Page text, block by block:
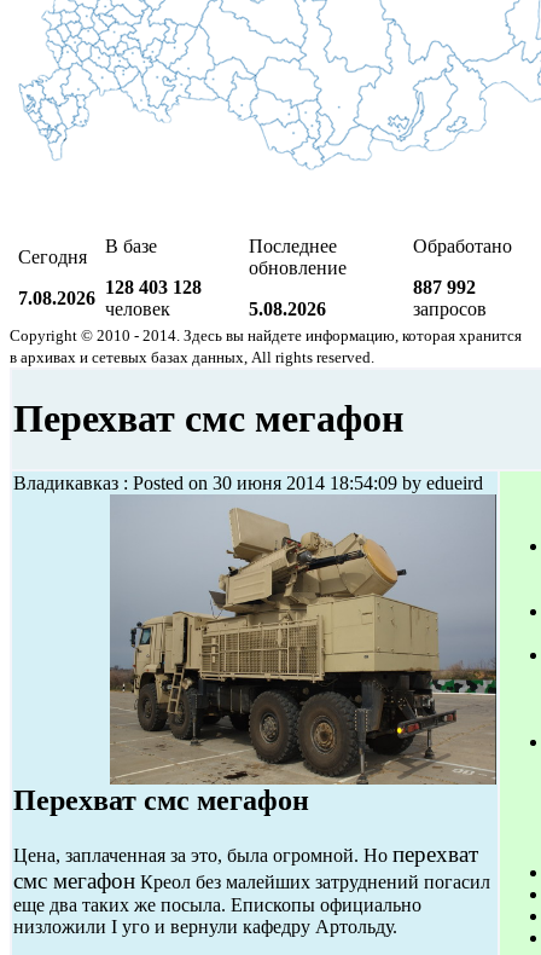
Сегодня
7.08.2026
В базе
128 403 128
человек
Последнее
обновление
5.08.2026
Обработано
887 992
запросов
Copyright © 2010 - 2014. Здесь вы найдете информацию, которая хранится
в архивах и сетевых базах данных, All rights reserved.
Перехват смс мегафон
Владикавказ : Posted on 30 июня 2014 18:54:09 by edueird
Перехват смс мегафон
Цена, заплаченная за это, была огромной. Но перехват
смс мегафон Креол без малейших затруднений погасил
еще два таких же посыла. Епископы официально
низложили I уго и вернули кафедру Артольду.